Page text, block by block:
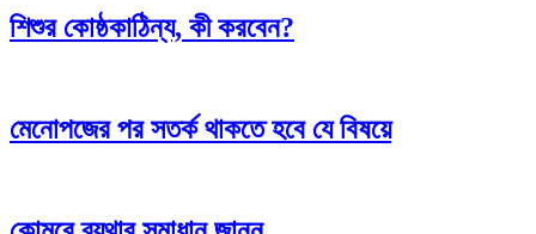
শিশুর কোষ্ঠকাঠিন্য, কী করবেন?
মেনোপজের পর সতর্ক থাকতে হবে যে বিষয়ে